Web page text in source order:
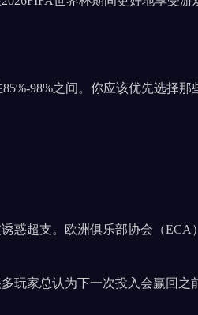
98%之间。你应该优先选择那
惑超支。欧洲俱乐部协会（ECA
玩家总认为下一次投入会赢回之